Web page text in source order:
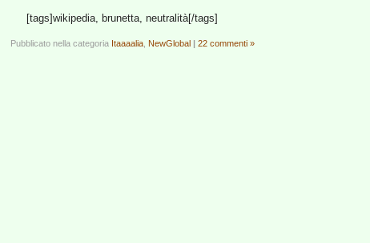
[tags]wikipedia, brunetta, neutralità[/tags]
Pubblicato nella categoria Itaaaalia NewGlobal | 22 commenti »